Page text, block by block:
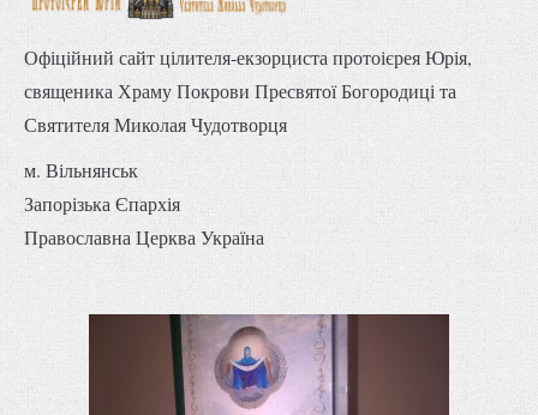
Офіційний сайт цілителя-екзорциста протоієрея Юрія,
священика Храму Покрови Пресвятої Богородиці та
Святителя Миколая Чудотворця
м. Вільнянськ
Запорізька Єпархія
Православна Церква Україна